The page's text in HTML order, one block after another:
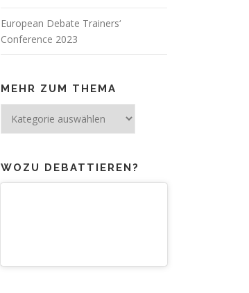
European Debate Trainers‘
Conference 2023
MEHR ZUM THEMA
zum
WOZU DEBATTIEREN?